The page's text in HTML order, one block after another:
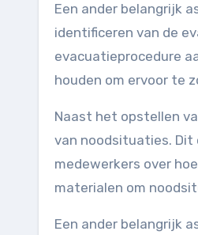
Een ander belangrijk
identificeren van de
evacuatieprocedure
houden om ervoor te
Naast het opstellen
van noodsituaties. Dit
medewerkers over
materialen om
Een ander belangrijk